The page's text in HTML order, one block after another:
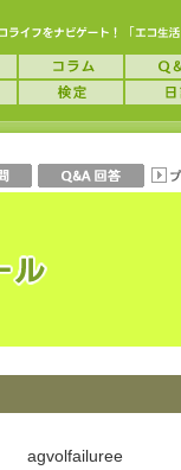
agvolfailuree